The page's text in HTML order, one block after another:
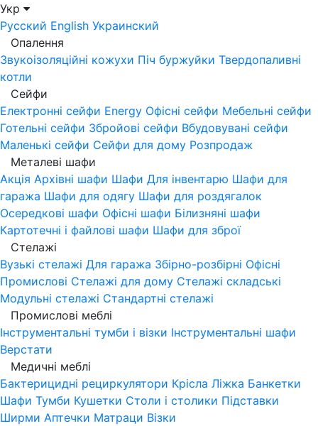
Укр
Русский English Украинский
Опалення
Звукоізоляційні кожухи Піч буржуйки Твердопаливні
котли
Сейфи
Електронні сейфи Energy Офісні сейфи Мебельні сейфи
Готельні сейфи Збройові сейфи Вбудовувані сейфи
Маленькі сейфи Сейфи для дому Розпродаж
Металеві шафи
Акція Архівні шафи Шафи Для інвентарю Шафи для
гаража Шафи для одягу Шафи для роздягалок
Осередкові шафи Офісні шафи Білизняні шафи
Картотечні і файлові шафи Шафи для зброї
Стелажі
Вузькі стелажі Для гаража Збірно-розбірні Офісні
Промислові Стелажі для дому Стелажі складські
Модульні стелажі Стандартні стелажі
Промислові меблі
Інструментальні тумби і візки Інструментальні шафи
Верстати
Медичні меблі
Бактерицидні рециркулятори Крісла Ліжка Банкетки
Шафи Тумби Кушетки Столи і столики Підставки
Ширми Аптечки Матраци Візки